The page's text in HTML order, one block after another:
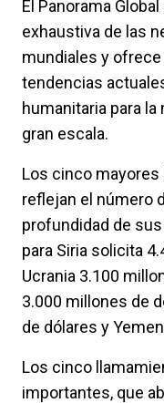
El Panorama
exhaustiva de las
mundiales y
tendencias
humanitaria para
gran escala.
Los cinco
reflejan el número
profundidad de
para Siria solicita
Ucrania 3.100
3.000 millones de
de dólares y
Los cinco
importantes, que